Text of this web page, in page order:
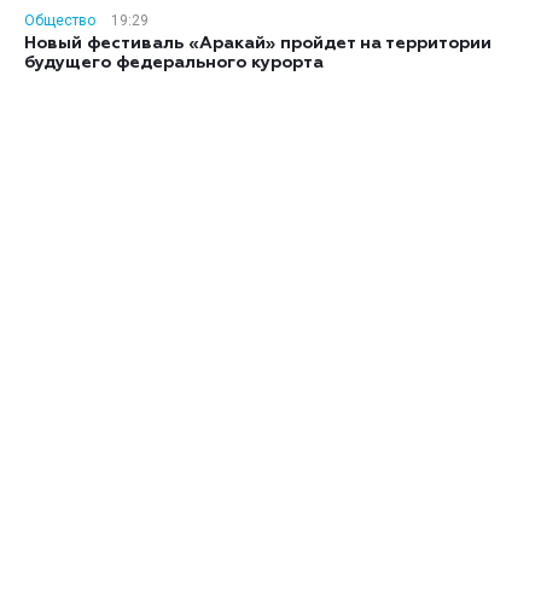
Общество
19:29
Новый фестиваль «Аракай» пройдет на территории
будущего федерального курорта